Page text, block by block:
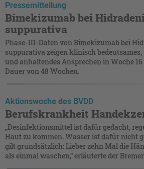
Pressemitteilung
Bimekizumab bei
suppurativa
Phase-III-Daten von Bimekizumab bei
suppurativa zeigen klinisch
und anhaltendes Ansprechen in Woche
Dauer von 48 Wochen.
Aktionswoche des BVDD
Berufskrankheit
„Desinfektionsmittel ist dafür gedacht,
Haut zu kommen. Wasser ist dafür nicht
gilt grundsätzlich: Lieber zehn Mal die
als einmal waschen,“ erläuterte der